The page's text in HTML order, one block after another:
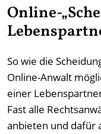
Online-
So wie die
Online-Anwalt
einer
Fast alle
anbieten und